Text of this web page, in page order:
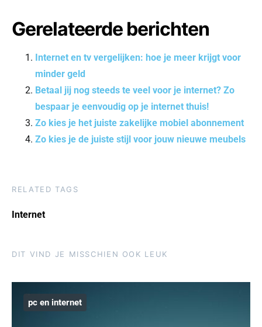
Gerelateerde berichten
Internet en tv vergelijken: hoe je meer krijgt voor
minder geld
Betaal jij nog steeds te veel voor je internet? Zo
bespaar je eenvoudig op je internet thuis!
Zo kies je het juiste zakelijke mobiel abonnement
Zo kies je de juiste stijl voor jouw nieuwe meubels
RELATED TAGS
Internet
DIT VIND JE MISSCHIEN OOK LEUK
pc en internet